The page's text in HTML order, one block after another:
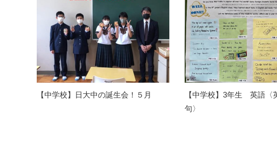
【中学校】日大中の誕生会！５月
【中学校】3年生 英語〈
句〉